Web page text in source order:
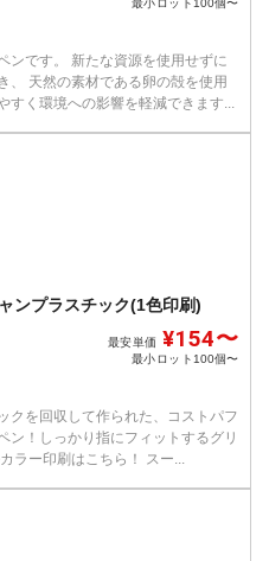
最小ロット100個〜
ンです。 新たな資源を使用せずに
、 天然の素材である卵の殻を使用
すく環境への影響を軽減できます...
ンプラスチック(1色印刷)
最安単価 ¥154〜
最小ロット100個〜
クを回収して作られた、コストパフ
ン！しっかり指にフィットするグリ
すさをアップ！ ◆フルカラー印刷はこちら！ スー...